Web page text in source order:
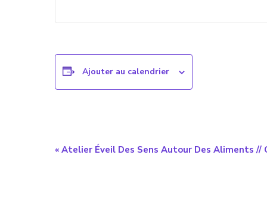
Ajouter au calendrier
Navigation
« Atelier Éveil Des Sens Autour Des Aliments //